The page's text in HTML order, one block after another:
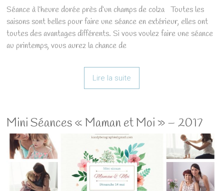
Séance à l’heure dorée près d’un champs de colza Toutes les
saisons sont belles pour faire une séance en extérieur, elles ont
toutes des avantages différents. Si vous voulez faire une séance
au printemps, vous aurez la chance de
Lire la suite
Mini Séances « Maman et Moi » – 2017